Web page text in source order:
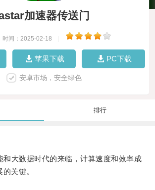
加速器传送门
时间：2025-02-18
苹果下载 PC下载
安卓市场，安全绿色
排行
大数据时代的来临，计算速度和效率成
关键。